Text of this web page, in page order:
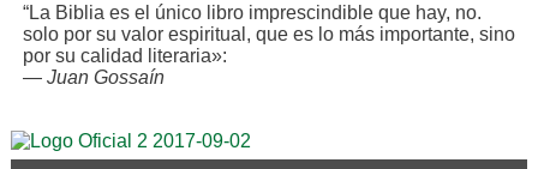
“La Biblia es el único libro imprescindible que hay, no.
solo por su valor espiritual, que es lo más importante, sino
por su calidad literaria»:
— Juan Gossaín